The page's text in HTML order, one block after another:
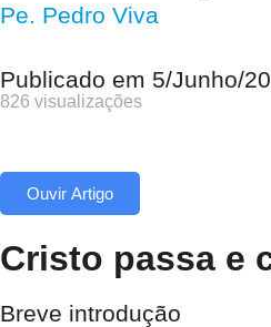
Pe. Pedro Viva
Publicado em 5/Junho/
826 visualizações
Ouvir Artigo
Cristo passa e
Breve introdução